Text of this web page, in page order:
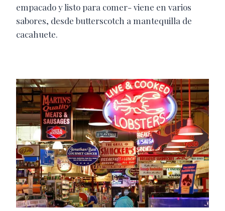
empacado y listo para comer- viene en varios
sabores, desde butterscotch a mantequilla de
cacahuete.